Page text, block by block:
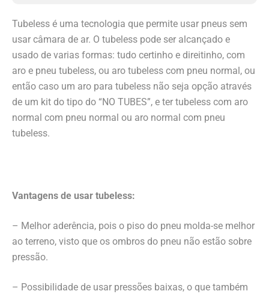
Tubeless é uma tecnologia que permite usar pneus sem
usar câmara de ar. O tubeless pode ser alcançado e
usado de varias formas: tudo certinho e direitinho, com
aro e pneu tubeless, ou aro tubeless com pneu normal, ou
então caso um aro para tubeless não seja opção através
de um kit do tipo do “NO TUBES”, e ter tubeless com aro
normal com pneu normal ou aro normal com pneu
tubeless.
Vantagens de usar tubeless:
– Melhor aderência, pois o piso do pneu molda-se melhor
ao terreno, visto que os ombros do pneu não estão sobre
pressão.
– Possibilidade de usar pressões baixas, o que também